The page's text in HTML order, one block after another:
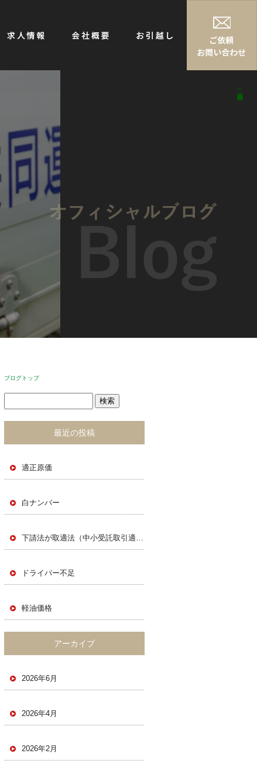
日記|株式会社神石共同運送
ブログトップ
最近の投稿
適正原価
白ナンバー
ドライバー不足
軽油価格
アーカイブ
2026年6月
2026年4月
2026年2月